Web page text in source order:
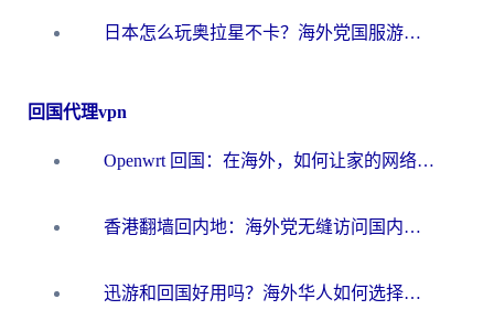
日本怎么玩奥拉星不卡？海外党国服游戏加速器选择全攻略
回国代理vpn
Openwrt 回国：在海外，如何让家的网络触手可及
香港翻墙回内地：海外党无缝访问国内资源的加速器选择全攻略
迅游和回国好用吗？海外华人如何选择靠谱的回国加速器